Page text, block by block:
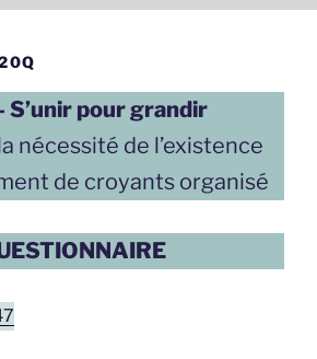
S’unir pour grandir
nécessité de l’existence
de croyants organisé